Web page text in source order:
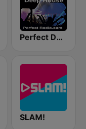
Perfect Deep House
SLAM!